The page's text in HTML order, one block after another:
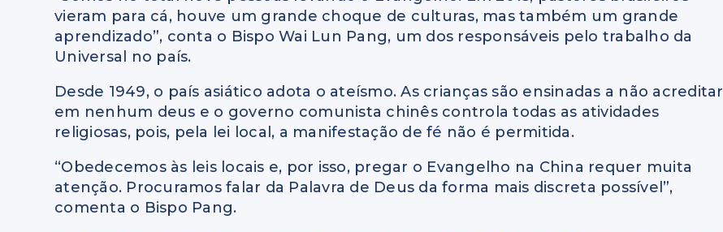
vieram para cá, houve um grande choque de culturas, mas também um grande
aprendizado”, conta o Bispo Wai Lun Pang, um dos responsáveis pelo trabalho da
Universal no país.
Desde 1949, o país asiático adota o ateísmo. As crianças são ensinadas a não acreditar
em nenhum deus e o governo comunista chinês controla todas as atividades
religiosas, pois, pela lei local, a manifestação de fé não é permitida.
“Obedecemos às leis locais e, por isso, pregar o Evangelho na China requer muita
atenção. Procuramos falar da Palavra de Deus da forma mais discreta possível”,
comenta o Bispo Pang.